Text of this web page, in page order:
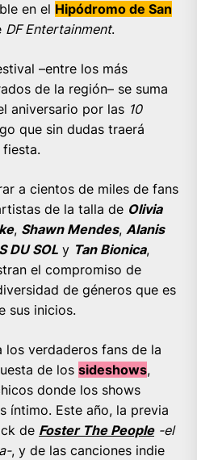
en el Hipódromo de San
DF Entertainment.
–entre los más
de la región– se suma
aniversario por las 10
que sin dudas traerá
fiesta.
a cientos de miles de fans
de la talla de Olivia
, Shawn Mendes, Alanis
DU SOL y Tan Bionica,
el compromiso de
de géneros que es
sus inicios.
los verdaderos fans de la
de los sideshows,
donde los shows
íntimo. Este año, la previa
de Foster The People -el
, y de las canciones indie